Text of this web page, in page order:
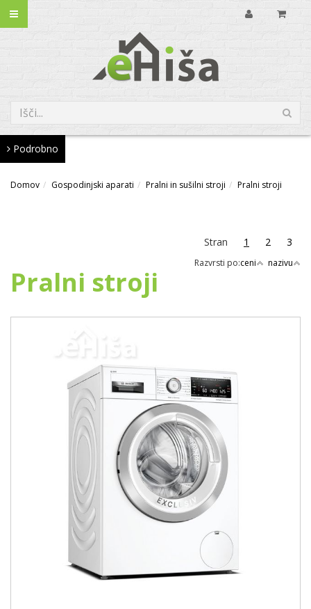
Podrobno
Domov Gospodinjski aparati Pralni in sušilni stroji Pralni stroji
Stran 1 2 3
Razvrsti po:ceni nazivu
Pralni stroji